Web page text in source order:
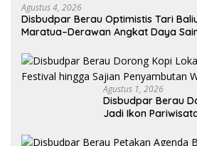
Agustus 4, 2026
Disbudpar Berau Optimistis Tari
Maratua–Derawan Angkat Daya
Agustus 1, 2026
Disbudpar Berau
Jadi Ikon
Disiapkan